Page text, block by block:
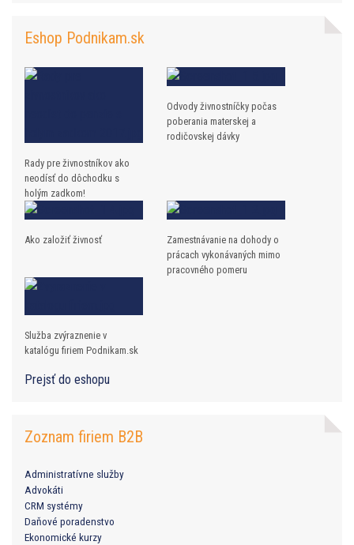
Eshop Podnikam.sk
Rady pre živnostníkov ako
neodísť do dôchodku s
holým zadkom!
Odvody živnostníčky počas
poberania materskej a
rodičovskej dávky
Ako založiť živnosť
Zamestnávanie na dohody o
prácach vykonávaných mimo
pracovného pomeru
Služba zvýraznenie v
katalógu firiem Podnikam.sk
Prejsť do eshopu
Zoznam firiem B2B
Administratívne služby
Advokáti
CRM systémy
Daňové poradenstvo
Ekonomické kurzy